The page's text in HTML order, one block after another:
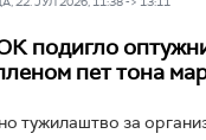
подигло
пет тона
тужилаштво за